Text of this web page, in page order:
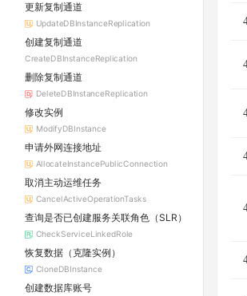
更新复制通道
UpdateDBInstanceReplication
创建复制通道
CreateDBInstanceReplication
删除复制通道
DeleteDBInstanceReplication
修改实例
ModifyDBInstance
申请外网连接地址
AllocateInstancePublicConnection
取消主动运维任务
CancelActiveOperationTasks
查询是否已创建服务关联角色（SLR）
CheckServiceLinkedRole
恢复数据（克隆实例）
CloneDBInstance
创建数据库账号